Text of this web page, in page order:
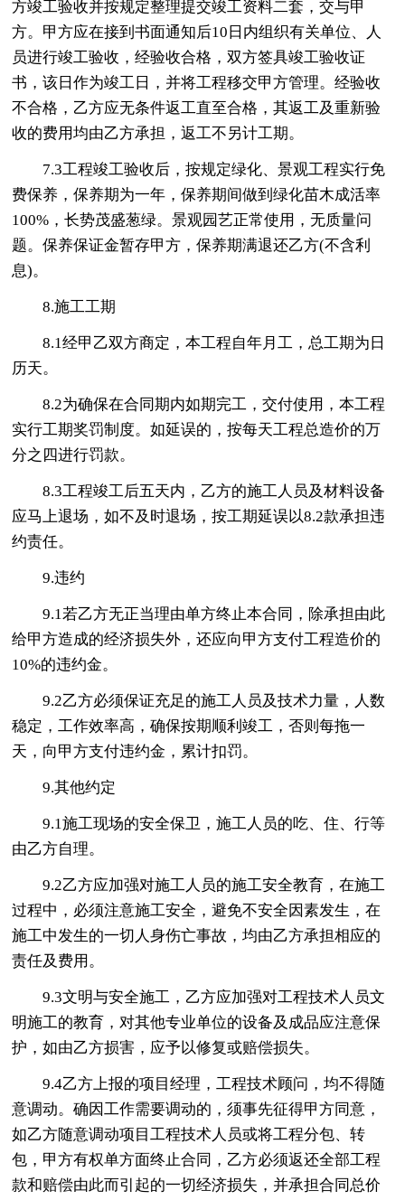
方竣工验收并按规定整理提交竣工资料二套，交与甲
方。甲方应在接到书面通知后10日内组织有关单位、人
员进行竣工验收，经验收合格，双方签具竣工验收证
书，该日作为竣工日，并将工程移交甲方管理。经验收
不合格，乙方应无条件返工直至合格，其返工及重新验
收的费用均由乙方承担，返工不另计工期。
7.3工程竣工验收后，按规定绿化、景观工程实行免
费保养，保养期为一年，保养期间做到绿化苗木成活率
100%，长势茂盛葱绿。景观园艺正常使用，无质量问
题。保养保证金暂存甲方，保养期满退还乙方(不含利
息)。
8.施工工期
8.1经甲乙双方商定，本工程自年月工，总工期为日
历天。
8.2为确保在合同期内如期完工，交付使用，本工程
实行工期奖罚制度。如延误的，按每天工程总造价的万
分之四进行罚款。
8.3工程竣工后五天内，乙方的施工人员及材料设备
应马上退场，如不及时退场，按工期延误以8.2款承担违
约责任。
9.违约
9.1若乙方无正当理由单方终止本合同，除承担由此
给甲方造成的经济损失外，还应向甲方支付工程造价的
10%的违约金。
9.2乙方必须保证充足的施工人员及技术力量，人数
稳定，工作效率高，确保按期顺利竣工，否则每拖一
天，向甲方支付违约金，累计扣罚。
9.其他约定
9.1施工现场的安全保卫，施工人员的吃、住、行等
由乙方自理。
9.2乙方应加强对施工人员的施工安全教育，在施工
过程中，必须注意施工安全，避免不安全因素发生，在
施工中发生的一切人身伤亡事故，均由乙方承担相应的
责任及费用。
9.3文明与安全施工，乙方应加强对工程技术人员文
明施工的教育，对其他专业单位的设备及成品应注意保
护，如由乙方损害，应予以修复或赔偿损失。
9.4乙方上报的项目经理，工程技术顾问，均不得随
意调动。确因工作需要调动的，须事先征得甲方同意，
如乙方随意调动项目工程技术人员或将工程分包、转
包，甲方有权单方面终止合同，乙方必须返还全部工程
款和赔偿由此而引起的一切经济损失，并承担合同总价